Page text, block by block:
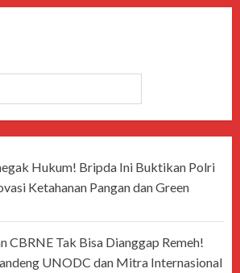
Hukum! Bripda Ini Buktikan Polri
Ketahanan Pangan dan Green
CBRNE Tak Bisa Dianggap Remeh!
UNODC dan Mitra Internasional